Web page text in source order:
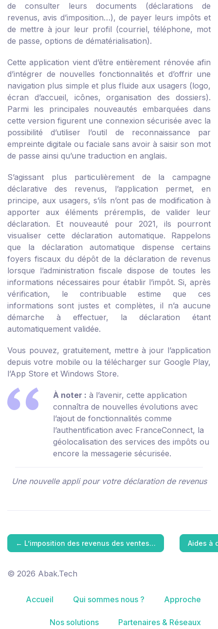
de consulter leurs documents (déclarations de
revenus, avis d’imposition…), de payer leurs impôts et
de mettre à jour leur profil (courriel, téléphone, mot
de passe, options de dématérialisation).
Cette application vient d’être entièrement rénovée afin
d’intégrer de nouvelles fonctionnalités et d’offrir une
navigation plus simple et plus fluide aux usagers (logo,
écran d’accueil, icônes, organisation des dossiers).
Parmi les principales nouveautés embarquées dans
cette version figurent une connexion sécurisée avec la
possibilité d’utiliser l’outil de reconnaissance par
empreinte digitale ou faciale sans avoir à saisir son mot
de passe ainsi qu’une traduction en anglais.
S’agissant plus particulièrement de la campagne
déclarative des revenus, l’application permet, en
principe, aux usagers, s’ils n’ont pas de modification à
apporter aux éléments préremplis, de valider leur
déclaration. Et nouveauté pour 2021, ils pourront
visualiser cette déclaration automatique. Rappelons
que la déclaration automatique dispense certains
foyers fiscaux du dépôt de la déclaration de revenus
lorsque l’administration fiscale dispose de toutes les
informations nécessaires pour établir l’impôt. Si, après
vérification, le contribuable estime que ces
informations sont justes et complètes, il n’a aucune
démarche à effectuer, la déclaration étant
automatiquement validée.
Vous pouvez, gratuitement, mettre à jour l’application
depuis votre mobile ou la télécharger sur Google Play,
l’App Store et Windows Store.
À noter : à l’avenir, cette application
connaîtra de nouvelles évolutions avec
l’ajout de fonctionnalités comme
l’authentification avec FranceConnect, la
géolocalisation des services des impôts ou
encore la messagerie sécurisée.
Une nouvelle appli pour votre déclaration de revenus
← L’imposition des revenus des ventes… Aides à
© 2026 Abak.Tech
Accueil Qui sommes nous ? Approche
Nos solutions Partenaires & Réseaux